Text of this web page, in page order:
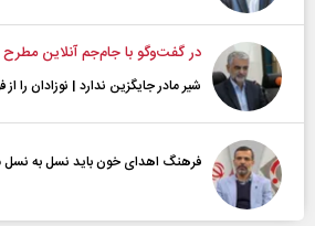
در گفت‌و‌گو با جام‌جم آنلاین
شیر مادر جایگزین ندارد | نوزادان را
فرهنگ اهدای خون باید نسل به نسل